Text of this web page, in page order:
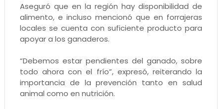
Aseguró que en la región hay disponibilidad de
alimento, e incluso mencionó que en forrajeras
locales se cuenta con suficiente producto para
apoyar a los ganaderos.
“Debemos estar pendientes del ganado, sobre
todo ahora con el frío”, expresó, reiterando la
importancia de la prevención tanto en salud
animal como en nutrición.